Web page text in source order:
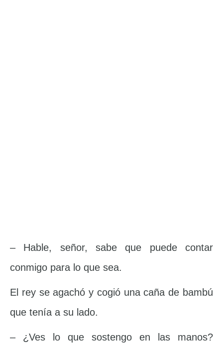
– Hable, señor, sabe que puede contar
conmigo para lo que sea.
El rey se agachó y cogió una caña de bambú
que tenía a su lado.
– ¿Ves lo que sostengo en las manos?